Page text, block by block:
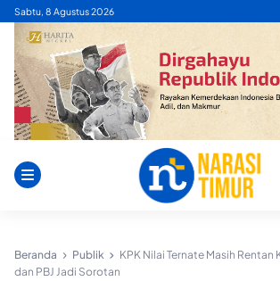
Skip
content
Sabtu, 8 Agustus 2026
Beranda Publik
KPK Nilai Ternate Masih Rentan
dan PBJ Jadi Sorotan